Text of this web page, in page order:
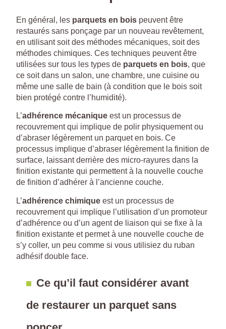
En général, les parquets en bois peuvent être
restaurés sans ponçage par un nouveau revêtement,
en utilisant soit des méthodes mécaniques, soit des
méthodes chimiques. Ces techniques peuvent être
utilisées sur tous les types de parquets en bois, que
ce soit dans un salon, une chambre, une cuisine ou
même une salle de bain (à condition que le bois soit
bien protégé contre l’humidité).
L’adhérence mécanique est un processus de
recouvrement qui implique de polir physiquement ou
d’abraser légèrement un parquet en bois. Ce
processus implique d’abraser légèrement la finition de
surface, laissant derrière des micro-rayures dans la
finition existante qui permettent à la nouvelle couche
de finition d’adhérer à l’ancienne couche.
L’adhérence chimique est un processus de
recouvrement qui implique l’utilisation d’un promoteur
d’adhérence ou d’un agent de liaison qui se fixe à la
finition existante et permet à une nouvelle couche de
s’y coller, un peu comme si vous utilisiez du ruban
adhésif double face.
Ce qu’il faut considérer avant
de restaurer un parquet sans